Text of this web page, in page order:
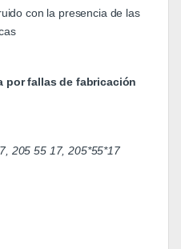
con la presencia de las
por fallas de fabricación
205 55 17, 205*55*17